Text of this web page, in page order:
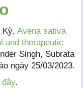
Kỳ, Avena sativa
and therapeutic
Singh, Subrata
ngày 25/03/2023.
.